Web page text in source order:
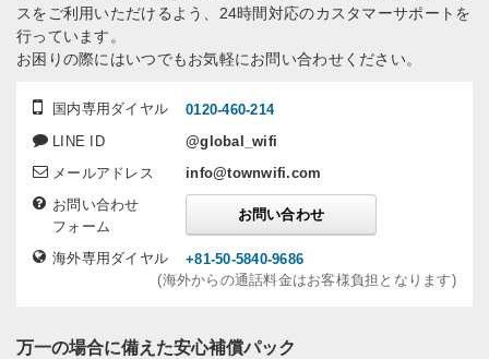
国内専用ダイヤル
0120-460-214
LINE ID
@global_wifi
メールアドレス
info@townwifi.com
お問い合わせ
フォーム
お問い合わせ
海外専用ダイヤル
+81-50-5840-9686
(海外からの通話料金はお客様負担となります)
スをご利用いただけるよう、24時間対応のカスタマーサポートを
行っています。
お困りの際にはいつでもお気軽にお問い合わせください。
万一の場合に備えた安心補償パック